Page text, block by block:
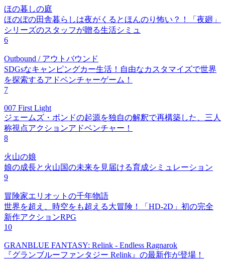
ほの暮しの庭
ほのぼの田舎暮らしは夜がくるとほんのり怖い？！「夜廻」
シリーズのスタッフが贈る生活シミュ
6
Outbound / アウトバウンド
SDGsなキャンピングカー生活！自由なカスタマイズで世界
を探索するアドベンチャーゲーム！
7
007 First Light
ジェームズ・ボンドの起源を独自の解釈で再構築した、三人
称視点アクションアドベンチャー！
8
火山の娘
娘の成長と火山国の未来を見届ける育成シミュレーション
9
冒険家エリオットの千年物語
世界を超え、時空をも超える大冒険！「HD-2D」初の完全
新作アクションRPG
10
GRANBLUE FANTASY: Relink - Endless Ragnarok
『グランブルーファンタジー Relink』の最新作が登場！